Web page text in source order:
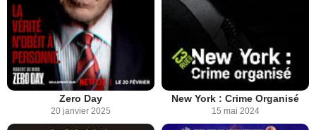
Zero Day
20 janvier 2025
New York : Crime Organisé
15 mai 2024